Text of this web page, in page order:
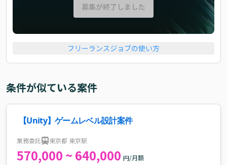
募集が終了しました
フリーランスジョブの使い方
条件が似ている案件
【Unity】ゲームレベル設計案件
業務委託 東京都 東京駅
570,000 ~ 640,000 円/月額